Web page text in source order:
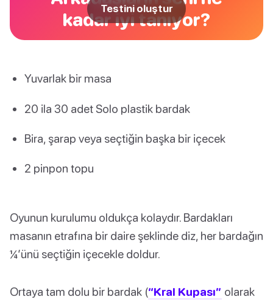
kadar iyi tanıyor?
Testini oluştur
Yuvarlak bir masa
20 ila 30 adet Solo plastik bardak
Bira, şarap veya seçtiğin başka bir içecek
2 pinpon topu
Oyunun kurulumu oldukça kolaydır. Bardakları
masanın etrafına bir daire şeklinde diz, her bardağın
¼’ünü seçtiğin içecekle doldur.
Ortaya tam dolu bir bardak (“Kral Kupası” olarak